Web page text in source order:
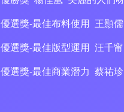
優選獎-最佳布料使用 王顥
優選獎-最佳版型運用 汪千
優選獎-最佳商業潛力 蔡祐